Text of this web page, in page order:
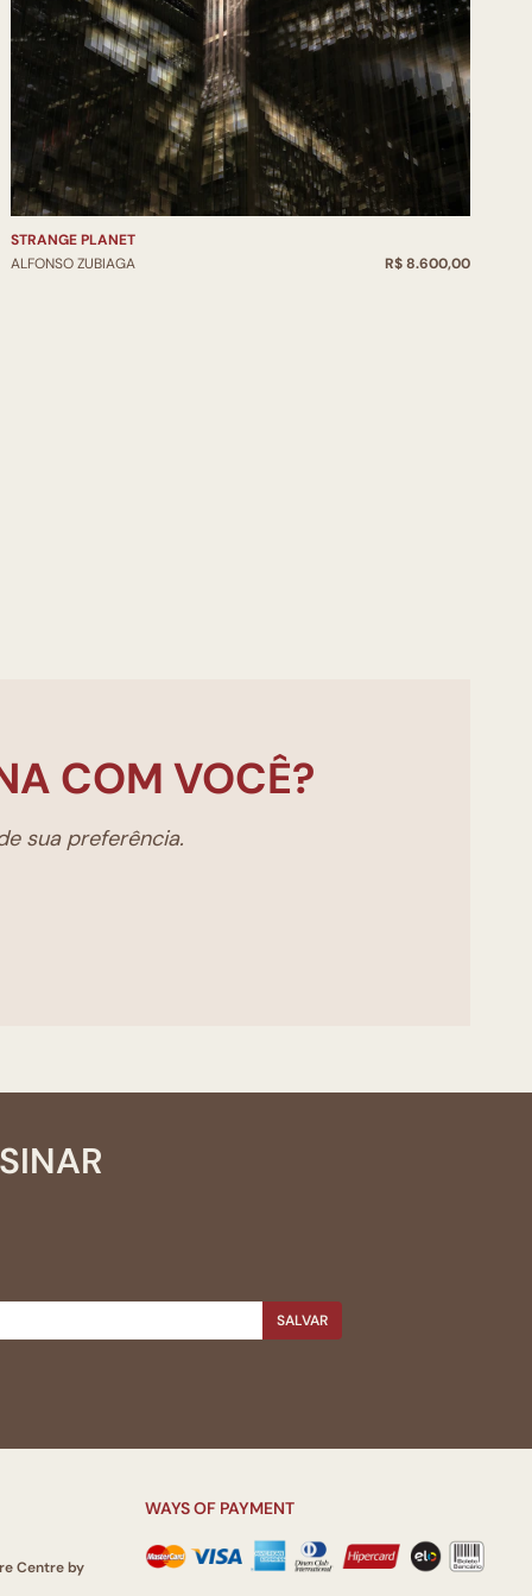
STRANGE PLANET
ALFONSO ZUBIAGA
R$ 8.600,00
COM VOCÊ?
sua preferência.
SALVAR
Centre by
WAYS OF PAYMENT